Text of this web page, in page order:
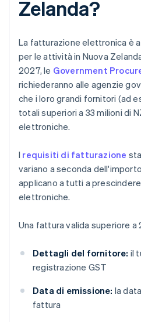
Zelanda?
La fatturazione elettronica è
per le attività in Nuova
2027, le Government
richiederanno alle agenzie
che i loro grandi fornitori (ad
totali superiori a 33 milioni di
elettroniche.
I requisiti di fatturazione
variano a seconda
applicano a tutti a
elettroniche.
Una fattura valida superiore
Dettagli del fornitore: il
registrazione GST
Data di emissione: la
fattura